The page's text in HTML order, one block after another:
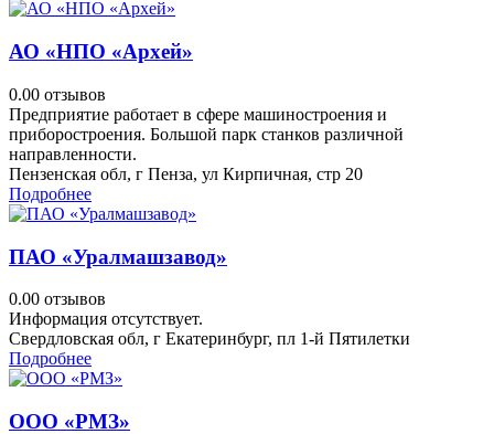
АО «НПО «Архей»
0.00 отзывов
Предприятие работает в сфере машиностроения и
приборостроения. Большой парк станков различной
направленности.
Пензенская обл, г Пенза, ул Кирпичная, стр 20
Подробнее
ПАО «Уралмашзавод»
0.00 отзывов
Информация отсутствует.
Свердловская обл, г Екатеринбург, пл 1-й Пятилетки
Подробнее
ООО «РМЗ»